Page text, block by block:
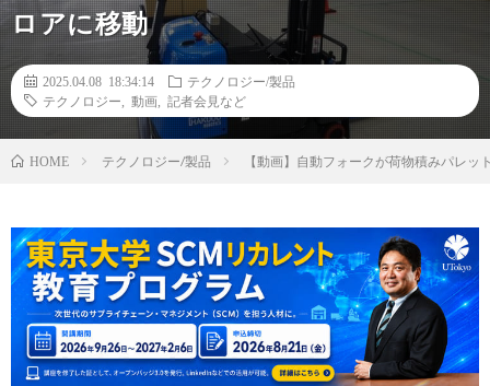
ロアに移動
2025.04.08 18:34:14
テクノロジー/製品
テクノロジー
動画 記者会見など
HOME テクノロジー/製品 【動画】自動フォークが荷物積みパレ